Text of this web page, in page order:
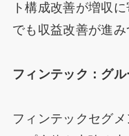
ト構成改善が増収
でも収益改善が進
フィンテック：グ
フィンテックセグ